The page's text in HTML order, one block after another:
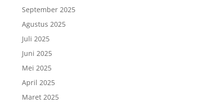
September 2025
Agustus 2025
Juli 2025
Juni 2025
Mei 2025
April 2025
Maret 2025